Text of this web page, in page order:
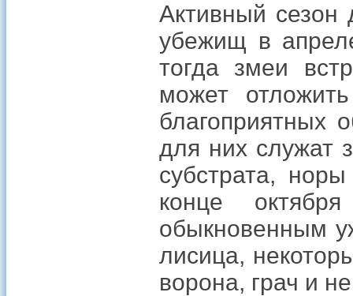
Активный сезон
убежищ в
тогда змеи
может
благоприятных
для них служат
субстрата,
конце
обыкновенным
лисица,
ворона, грач и